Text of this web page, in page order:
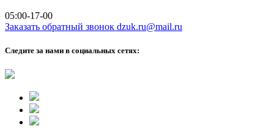
05:00-17-00
Заказать обратный звонок dzuk.ru@mail.ru
Следите за нами в социальных сетях: